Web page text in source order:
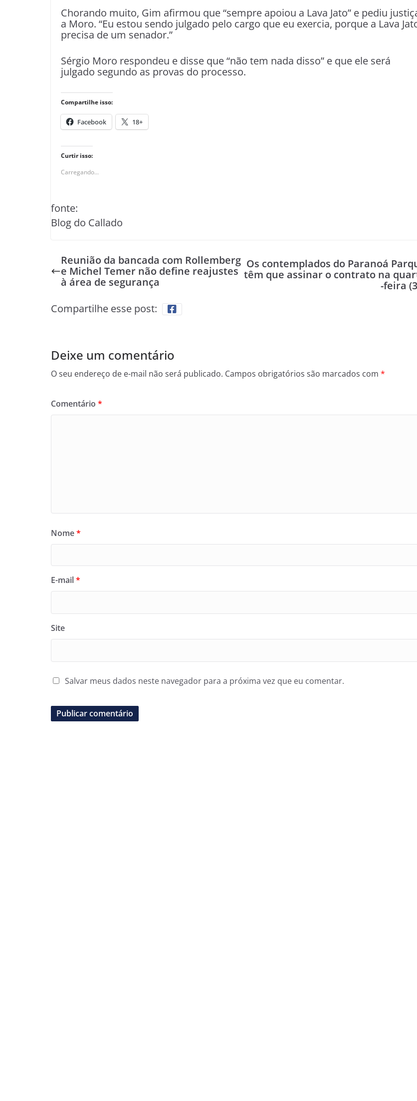
Chorando muito, Gim afirmou que “sempre apoiou a Lava Jato” e pediu
a Moro. “Eu estou sendo julgado pelo cargo que eu exercia, porque a Lava
precisa de um senador.”
Sérgio Moro respondeu e disse que “não tem nada disso” e que ele será
julgado segundo as provas do processo.
Compartilhe isso:
Facebook 18+
Curtir isso:
Carregando...
fonte:
Blog do Callado
Reunião da bancada com Rollemberg
e Michel Temer não define reajustes
à área de segurança
Os contemplados do Paranoá
têm que assinar o contrato na
-feira
Compartilhe esse post:
Deixe um comentário
O seu endereço de e-mail não será publicado. Campos obrigatórios são marcados com *
Comentário *
Nome*
E-mail*
Site
Salvar meus dados neste navegador para a próxima vez que eu comentar.